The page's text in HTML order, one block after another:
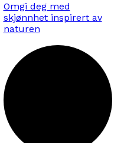
Omgi deg med
skjønnhet inspirert av
naturen